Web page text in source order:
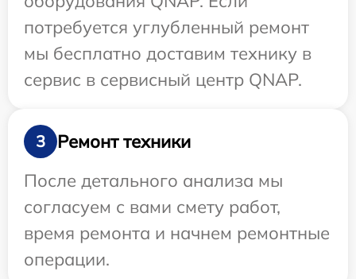
потребуется углубленный ремонт
мы бесплатно доставим технику в
сервис в сервисный центр QNAP.
3
Ремонт техники
После детального анализа мы
согласуем с вами смету работ,
время ремонта и начнем ремонтные
операции.